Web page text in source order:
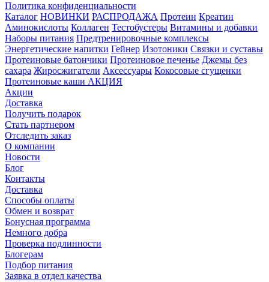
Политика конфиденциальности
Каталог НОВИНКИ РАСПРОДАЖА Протеин Креатин
Аминокислоты Коллаген Тестобустеры Витамины и добавки
Наборы питания Предтренировочные комплексы
Энергетические напитки Гейнер Изотоники Связки и суставы
Протеиновые батончики Протеиновое печенье Джемы без
сахара Жиросжигатели Аксессуары Кокосовые сгущенки
Протеиновые каши АКЦИЯ
Акции
Доставка
Получить подарок
Стать партнером
Отследить заказ
О компании
Новости
Блог
Контакты
Доставка
Способы оплаты
Обмен и возврат
Бонусная программа
Немного добра
Проверка подлинности
Блогерам
Подбор питания
Заявка в отдел качества